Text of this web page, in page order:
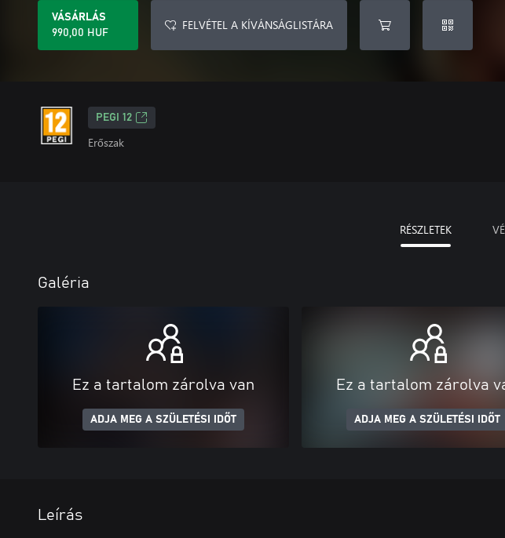
VÁSÁRLÁS
990,00 HUF
FELVÉTEL A KÍVÁNSÁGLISTÁRA
PEGI 12
Erőszak
RÉSZLETEK
Galéria
Ez a tartalom zárolva van
ADJA MEG A SZÜLETÉSI IDŐT
Ez a tartalom zárolva
ADJA MEG A SZÜLETÉSI IDŐT
Leírás